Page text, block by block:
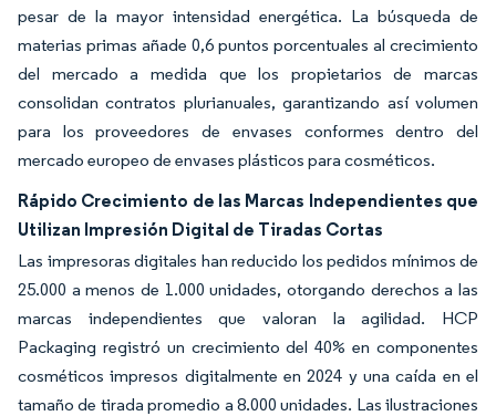
pesar de la mayor intensidad energética. La búsqueda de
materias primas añade 0,6 puntos porcentuales al crecimiento
del mercado a medida que los propietarios de marcas
consolidan contratos plurianuales, garantizando así volumen
para los proveedores de envases conformes dentro del
mercado europeo de envases plásticos para cosméticos.
Rápido Crecimiento de las Marcas Independientes que
Utilizan Impresión Digital de Tiradas Cortas
Las impresoras digitales han reducido los pedidos mínimos de
25.000 a menos de 1.000 unidades, otorgando derechos a las
marcas independientes que valoran la agilidad. HCP
Packaging registró un crecimiento del 40% en componentes
cosméticos impresos digitalmente en 2024 y una caída en el
tamaño de tirada promedio a 8.000 unidades. Las ilustraciones